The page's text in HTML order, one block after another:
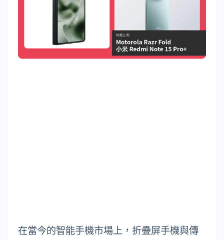
在當今的智能手機市場上，折疊屏手機與傳